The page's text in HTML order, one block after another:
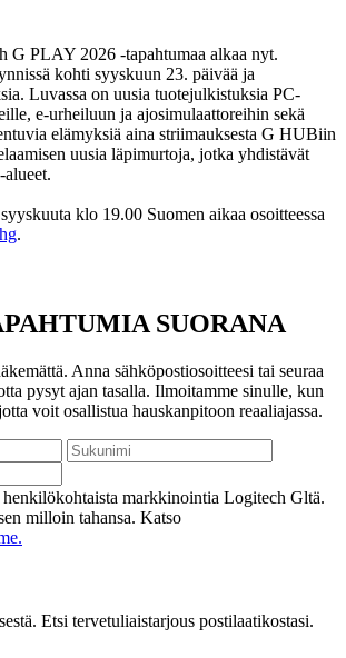
G PLAY 2026 -tapahtumaa alkaa nyt.
kohti syyskuun 23. päivää ja
Luvassa on uusia tuotejulkistuksia PC-
e-urheiluun ja ajosimulaattoreihin sekä
elämyksiä aina striimauksesta G HUBiin
uusia läpimurtoja, jotka yhdistävät
klo 19.00 Suomen aikaa osoitteessa
.
SUORANA
Anna sähköpostiosoitteesi tai seuraa
pysyt ajan tasalla. Ilmoitamme sinulle, kun
voit osallistua hauskanpitoon reaaliajassa.
markkinointia Logitech Gltä.
milloin tahansa. Katso
Etsi tervetuliaistarjous postilaatikostasi.